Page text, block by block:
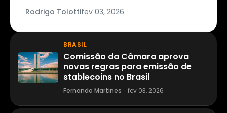
Rodrigo Tolottifev 03, 2026
BRASIL
Comissão da Câmara aprova
novas regras para emissão de
stablecoins no Brasil
Fernando Martines · fev 03, 2026